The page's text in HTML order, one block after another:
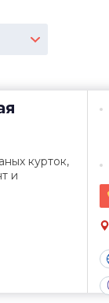
курток,
и